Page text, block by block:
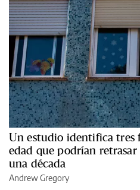
Un estudio identifica tres
edad que podrían
una década
Andrew Gregory